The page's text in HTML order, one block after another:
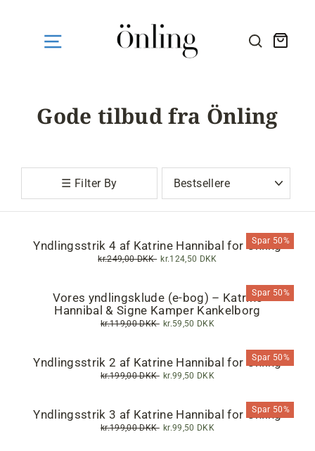
SØG HER
Gode tilbud fra Önling
☰ Filter By
Spar 50%
Yndlingsstrik 4 af Katrine Hannibal for Önling
Normalpris
kr.249,00 DKK Tilbudspris
kr.124,50 DKK
Spar 50%
Vores yndlingsklude (e-bog) – Katrine
Hannibal & Signe Kamper Kankelborg
Normalpris
kr.119,00 DKK Tilbudspris
kr.59,50 DKK
Spar 50%
Yndlingsstrik 2 af Katrine Hannibal for Önling
Normalpris
kr.199,00 DKK Tilbudspris
kr.99,50 DKK
Spar 50%
Yndlingsstrik 3 af Katrine Hannibal for Önling
Normalpris
kr.199,00 DKK Tilbudspris
kr.99,50 DKK